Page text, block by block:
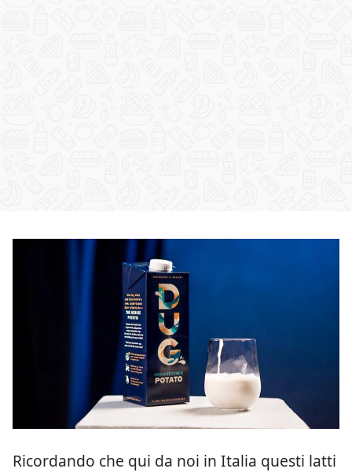
Ricordando che qui da noi in Italia questi latti